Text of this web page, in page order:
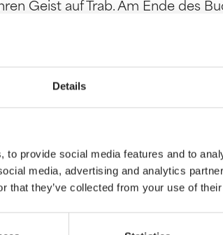
Details
to provide social media features and to
media, advertising and analytics
that they’ve collected from your use of
Geist auf Trab. Am Ende des
Lösungen. BESONDERS FÜR
und Gedächtnis - so
eignet sich auch ideal als
für alle Freunde des Denksports.
Information